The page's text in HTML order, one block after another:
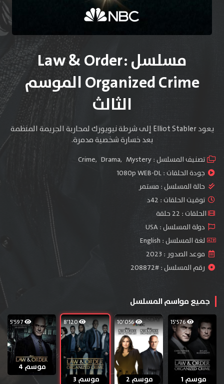
مسلسل Law & Order:
Organized Crime الموسم
الثالث
يعود Elliot Stabler إلى شرطة نيويورك لمحاربة الجريمة المنظمة
بعد خسارة شخصية مدمرة.
تصنيف المسلسل : Crime, Drama, Mystery
جودة الحلقات :1080p WEB-DL
حالة المسلسل : مستمر
توقيت الحلقات : 42د
الحلقات : 22 حلقة
دولة المسلسل : USA
لغة المسلسل : English
موعد الصدور : 2023
رقم المسلسل : #208872
جميع مواسم المسلسل
15٬576
موسم 1
10٬056
موسم 2
8٬120
موسم 3
5٬597
موسم 4